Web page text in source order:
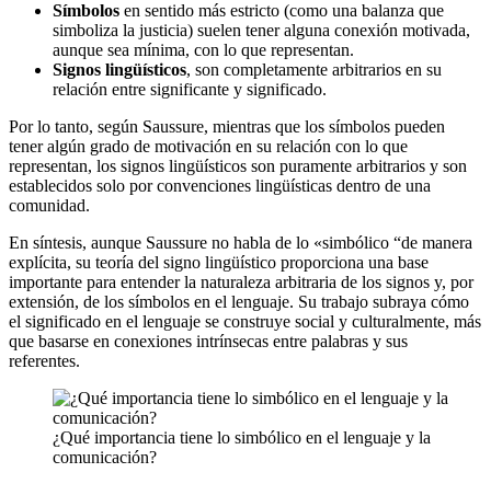
Símbolos en sentido más estricto (como una balanza que
simboliza la justicia) suelen tener alguna conexión motivada,
aunque sea mínima, con lo que representan.
Signos lingüísticos, son completamente arbitrarios en su
relación entre significante y significado.
Por lo tanto, según Saussure, mientras que los símbolos pueden
tener algún grado de motivación en su relación con lo que
representan, los signos lingüísticos son puramente arbitrarios y son
establecidos solo por convenciones lingüísticas dentro de una
comunidad.
En síntesis, aunque Saussure no habla de lo «simbólico “de manera
explícita, su teoría del signo lingüístico proporciona una base
importante para entender la naturaleza arbitraria de los signos y, por
extensión, de los símbolos en el lenguaje. Su trabajo subraya cómo
el significado en el lenguaje se construye social y culturalmente, más
que basarse en conexiones intrínsecas entre palabras y sus
referentes.
¿Qué importancia tiene lo simbólico en el lenguaje y la
comunicación?